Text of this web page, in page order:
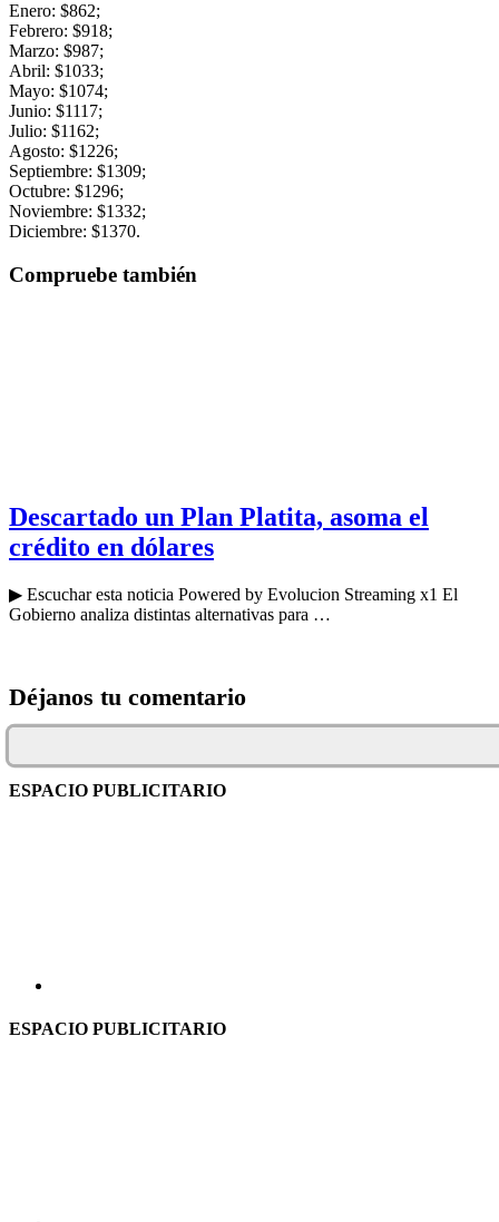
Enero: $862;
Febrero: $918;
Marzo: $987;
Abril: $1033;
Mayo: $1074;
Junio: $1117;
Julio: $1162;
Agosto: $1226;
Septiembre: $1309;
Octubre: $1296;
Noviembre: $1332;
Diciembre: $1370.
Compruebe también
Descartado un Plan Platita, asoma el
crédito en dólares
▶ Escuchar esta noticia Powered by Evolucion Streaming x1 El
Gobierno analiza distintas alternativas para …
Déjanos tu comentario
ESPACIO PUBLICITARIO
ESPACIO PUBLICITARIO